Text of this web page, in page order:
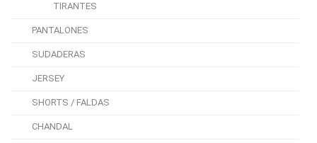
TIRANTES
PANTALONES
SUDADERAS
JERSEY
SHORTS / FALDAS
CHANDAL